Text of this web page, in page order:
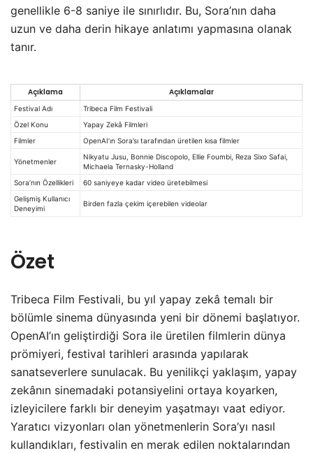
genellikle 6-8 saniye ile sınırlıdır. Bu, Sora’nın daha
uzun ve daha derin hikaye anlatımı yapmasına olanak
tanır.
Açıklama Açıklamalar
Festival Adı
Tribeca Film Festivali
Özel Konu
Yapay Zekâ Filmleri
Filmler
OpenAI’ın Sora’sı tarafından üretilen kısa filmler
Yönetmenler
Nikyatu Jusu, Bonnie Discopolo, Ellie Foumbi, Reza Sixo Safai,
Michaela Ternasky-Holland
Sora’nın Özellikleri
60 saniyeye kadar video üretebilmesi
Gelişmiş Kullanıcı
Deneyimi
Birden fazla çekim içerebilen videolar
Özet
Tribeca Film Festivali, bu yıl yapay zekâ temalı bir
bölümle sinema dünyasında yeni bir dönemi başlatıyor.
OpenAI’ın geliştirdiği Sora ile üretilen filmlerin dünya
prömiyeri, festival tarihleri arasında yapılarak
sanatseverlere sunulacak. Bu yenilikçi yaklaşım, yapay
zekânın sinemadaki potansiyelini ortaya koyarken,
izleyicilere farklı bir deneyim yaşatmayı vaat ediyor.
Yaratıcı vizyonları olan yönetmenlerin Sora’yı nasıl
kullandıkları, festivalin en merak edilen noktalarından